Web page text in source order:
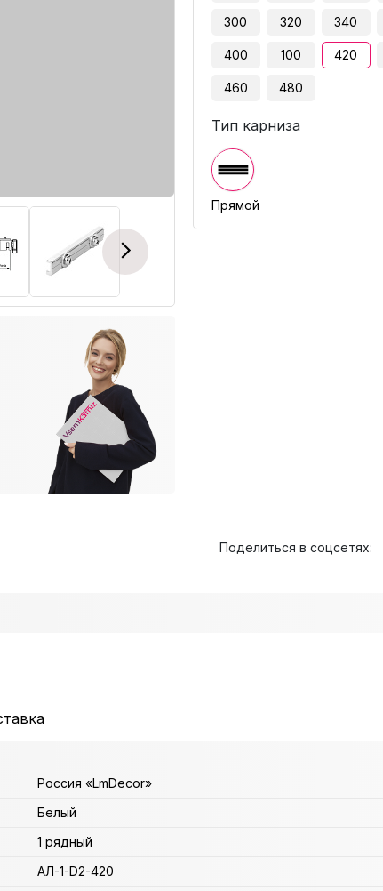
Next
300 320 340
400 100 420
460 480
Тип карниза
Прямой
Поделиться в соцсетях:
Россия «LmDecor»
Белый
1 рядный
АЛ-1-D2-420